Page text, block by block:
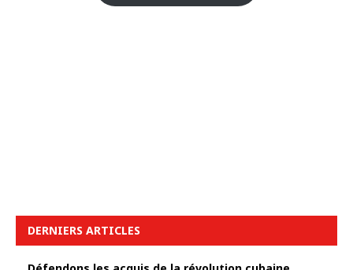
DERNIERS ARTICLES